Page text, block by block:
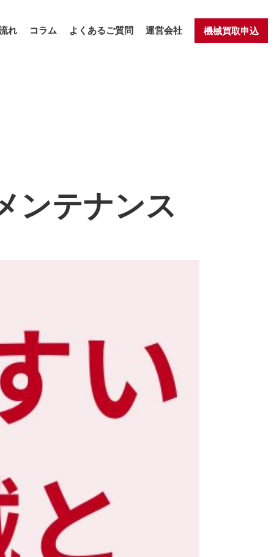
れ コラム よくあるご質問 運営会社 機械買取申込
ンテナンス